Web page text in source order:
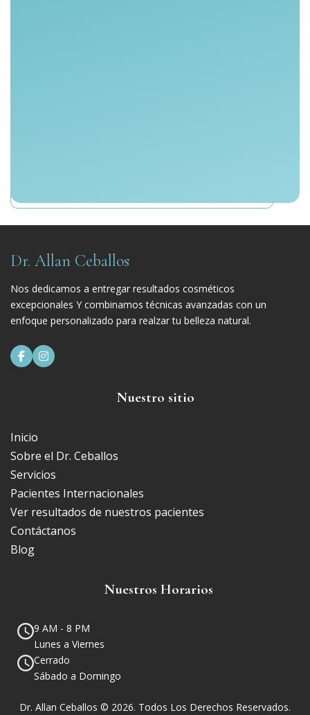
Dr. Allan Ceballos
Nos dedicamos a entregar resultados cosméticos
excepcionales Y combinamos técnicas avanzadas con un
enfoque personalizado para realzar tu belleza natural.
 
Nuestro sitio
Inicio
Sobre el Dr. Ceballos
Servicios
Pacientes Internacionales
Ver resultados de nuestros pacientes
Contáctanos
Blog
Nuestros Horarios
9 AM - 8 PM
Lunes a Viernes
Cerrado
Sábado a Domingo
Dr. Allan Ceballos © 2026. Todos Los Derechos Reservados.